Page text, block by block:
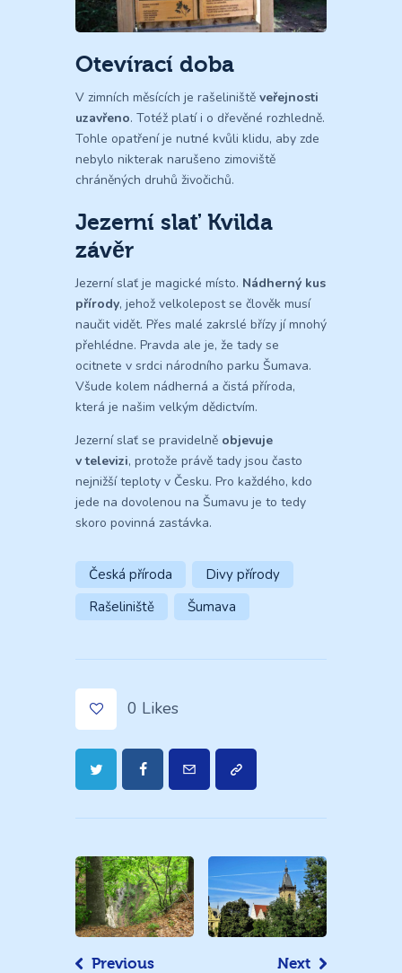
Otevírací doba
V zimních měsících je rašeliniště veřejnosti
uzavřeno. Totéž platí i o dřevěné rozhledně.
Tohle opatření je nutné kvůli klidu, aby zde
nebylo nikterak narušeno zimoviště
chráněných druhů živočichů.
Jezerní slať Kvilda
závěr
Jezerní slať je magické místo. Nádherný kus
přírody, jehož velkolepost se člověk musí
naučit vidět. Přes malé zakrslé břízy jí mnohý
přehlédne. Pravda ale je, že tady se
ocitnete v srdci národního parku Šumava.
Všude kolem nádherná a čistá příroda,
která je našim velkým dědictvím.
Jezerní slať se pravidelně objevuje
v televizi, protože právě tady jsou často
nejnižší teploty v Česku. Pro každého, kdo
jede na dovolenou na Šumavu je to tedy
skoro povinná zastávka.
Česká příroda
Divy přírody
Rašeliniště
Šumava
0 Likes
Navigace
pro
příspěvek
Previous
Next